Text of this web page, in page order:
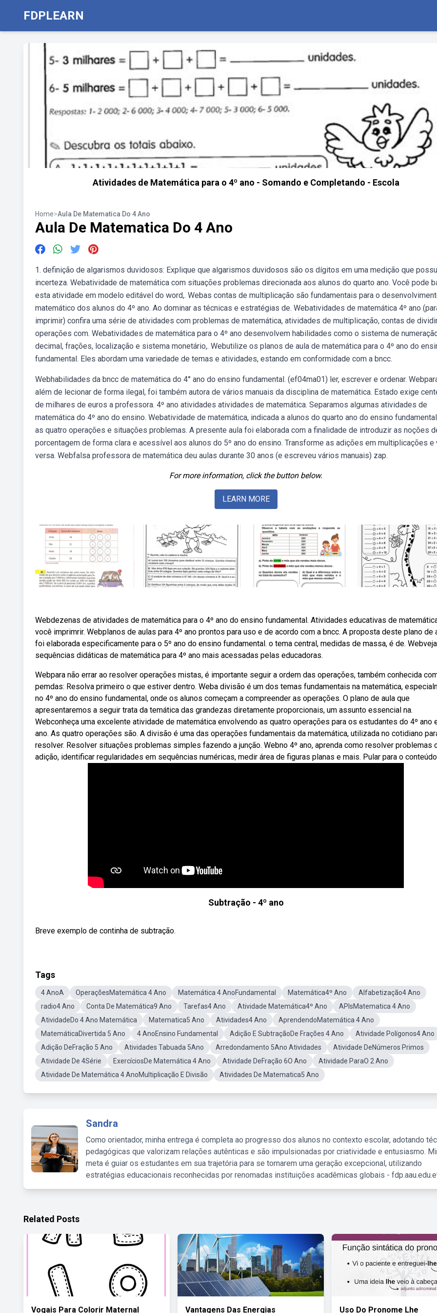
FDPLEARN
Atividades de Matemática para o 4º ano - Somando e Completando - Escola
Home>Aula De Matematica Do 4 Ano
Aula De Matematica Do 4 Ano
1. definição de algarismos duvidosos: Explique que algarismos duvidosos são os dígitos em uma medição que
incerteza. Webatividade de matemática com situações problemas direcionada aos alunos do quarto ano. Você pode
esta atividade em modelo editável do word,. Webas contas de multiplicação são fundamentais para o
matemático dos alunos do 4º ano. Ao dominar as técnicas e estratégias de. Webatividades de matemática 4º ano
imprimir) confira uma série de atividades com problemas de matemática, atividades de multiplicação, contas de
operações com. Webatividades de matemática para o 4º ano desenvolvem habilidades como o sistema de
decimal, frações, localização e sistema monetário,. Webutilize os planos de aula de matemática para o 4º ano do
fundamental. Eles abordam uma variedade de temas e atividades, estando em conformidade com a bncc.
Webhabilidades da bncc de matemática do 4° ano do ensino fundamental. (ef04ma01) ler, escrever e ordenar.
além de lecionar de forma ilegal, foi também autora de vários manuais da disciplina de matemática. Estado exige
de milhares de euros a professora. 4º ano atividades atividades de matemática. Separamos algumas atividades de
matemática do 4º ano do ensino. Webatividade de matemática, indicada a alunos do quarto ano do ensino
as quatro operações e situações problemas. A presente aula foi elaborada com a finalidade de introduzir as noções
porcentagem de forma clara e acessível aos alunos do 5º ano do ensino. Transforme as adições em multiplicações e
versa. Webfalsa professora de matemática deu aulas durante 30 anos (e escreveu vários manuais) zap.
For more information, click the button below.
LEARN MORE
Webdezenas de atividades de matemática para o 4º ano do ensino fundamental. Atividades educativas de
você imprimrir. Webplanos de aulas para 4º ano prontos para uso e de acordo com a bncc. A proposta deste plano de
foi elaborada especificamente para o 5º ano do ensino fundamental. o tema central, medidas de massa, é de.
sequências didáticas de matemática para 4º ano mais acessadas pelas educadoras.
Webpara não errar ao resolver operações mistas, é importante seguir a ordem das operações, também conhecida
pemdas: Resolva primeiro o que estiver dentro. Weba divisão é um dos temas fundamentais na matemática,
no 4º ano do ensino fundamental, onde os alunos começam a compreender as operações. O plano de aula que
apresentaremos a seguir trata da temática das grandezas diretamente proporcionais, um assunto essencial na.
Webconheça uma excelente atividade de matemática envolvendo as quatro operações para os estudantes do 4º ano
ano. As quatro operações são. A divisão é uma das operações fundamentais da matemática, utilizada no cotidiano
resolver. Resolver situações problemas simples fazendo a junção. Webno 4º ano, aprenda como resolver problemas
adição, identificar regularidades em sequências numéricas, medir área de figuras planas e mais. Pular para o
Subtração - 4º ano
Breve exemplo de continha de subtração.
Tags
4 AnoA OperaçõesMatemática 4 Ano Matemática 4 AnoFundamental Matemática4º Ano
Alfabetização4 Ano
radio4 Ano
Conta De Matemática9 Ano Tarefas4 Ano Atividade Matemática4º Ano
APIsMatematica 4 Ano
AtividadeDo 4 Ano Matemática
Matematica5 Ano Atividades4 Ano
AprendendoMatemática 4 Ano
MatemáticaDivertida 5 Ano
4 AnoEnsino Fundamental Adição E SubtraçãoDe Frações 4 Ano
Atividade Polígonos4 Ano
Adição DeFração 5 Ano
Atividades Tabuada 5Ano Arredondamento 5Ano Atividades
Atividade DeNúmeros Primos
Atividade De 4Série
ExercíciosDe Matemática 4 Ano Atividade DeFração 6O Ano
Atividade ParaO 2 Ano
Atividade De Matemática 4 AnoMultiplicação E Divisão
Atividades De Matematica5 Ano
Sandra
Como orientador, minha entrega é completa ao progresso dos alunos no contexto escolar, adotando
pedagógicas que valorizam relações autênticas e são impulsionadas por criatividade e entusiasmo.
meta é guiar os estudantes em sua trajetória para se tornarem uma geração excepcional, utilizando
estratégias educacionais reconhecidas por renomadas instituições acadêmicas globais -
Related Posts
Vogais Para Colorir Maternal Vantagens Das Energias Uso Do Pronome Lhe